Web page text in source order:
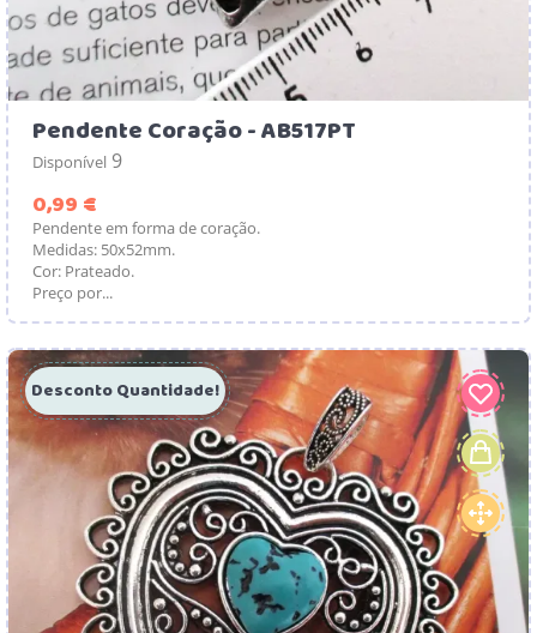
Pendente Coração - AB517PT
Disponível 9
0,99 €
Pendente em forma de coração.
Medidas: 50x52mm.
Cor: Prateado.
Preço por...
Desconto Quantidade!